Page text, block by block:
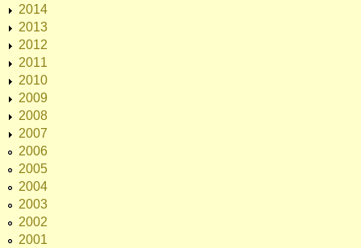
2014
2013
2012
2011
2010
2009
2008
2007
2006
2005
2004
2003
2002
2001